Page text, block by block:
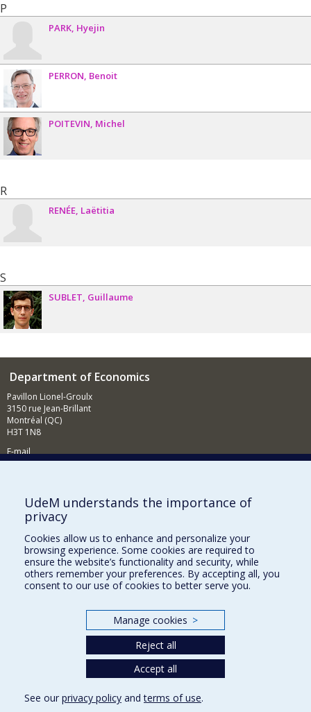
P
PARK Hyejin
PERRON Benoit
POITEVIN Michel
R
RENÉE Laëtitia
S
SUBLET Guillaume
Department of Economics
Pavillon Lionel-Groulx
3150 rue Jean-Brillant
Montréal (QC)
H3T 1N8
E-mail
Supporting the Department
NEED HELP?
Sitemap
Report a problem
Accessibility
Our Departments and Schools
Programs and Courses in our Faculty
UdeM understands the importance of
privacy
Cookies allow us to enhance and personalize your
browsing experience. Some cookies are required to
ensure the website’s functionality and security, while
others remember your preferences. By accepting all, you
consent to our use of cookies to better serve you.
Manage cookies >
Reject all
Accept all
See our privacy policy andterms of use.